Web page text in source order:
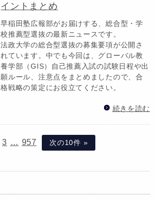
イントまとめ
早稲田塾広報部がお届けする、総合型・学
校推薦型選抜の最新ニュースです。
法政大学の総合型選抜の募集要項が公開さ
れています。中でも今回は、グローバル教
養学部（GIS）自己推薦入試の試験日程や出
願ルール、注意点をまとめましたので、合
格戦略の策定にお役立てください。
続きを読む
3 … 957 次の10件 »